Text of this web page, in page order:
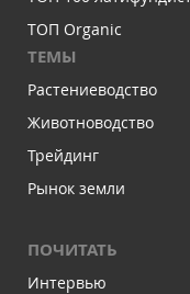
ТОП Organic
ТЕМЫ
Растениеводство
Животноводство
Трейдинг
Рынок земли
ПОЧИТАТЬ
Интервью